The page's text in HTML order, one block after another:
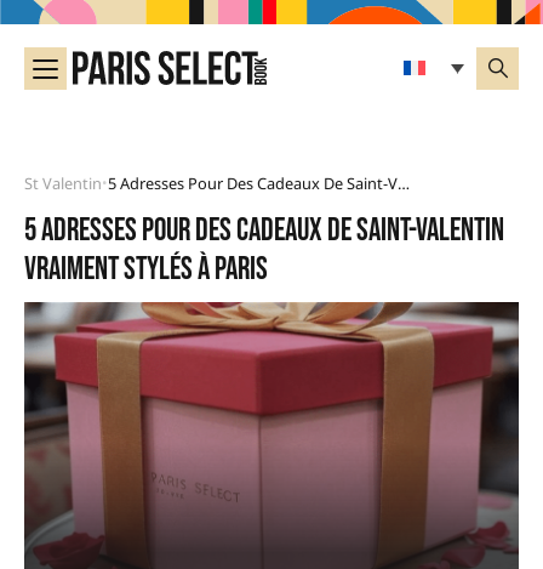
St Valentin• 5 Adresses Pour Des Cadeaux De Saint-Valentin Vraiment Stylés À Paris
5 adresses pour des cadeaux de Saint-Valentin
vraiment stylés à Paris